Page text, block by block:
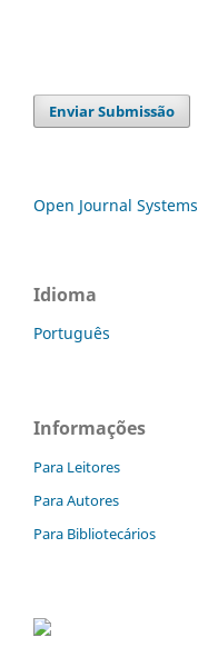
Enviar Submissão
Open Journal Systems
Idioma
Português
Informações
Para Leitores
Para Autores
Para Bibliotecários